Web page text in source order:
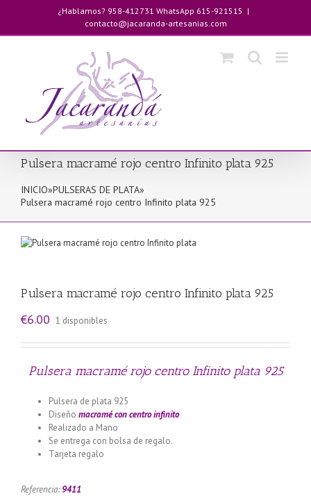
contenido
¿Hablamos? 958-412731 WhatsApp 615-921515 |
contacto@jacaranda-artesanias.com
Pulsera macramé rojo centro Infinito plata 925
INICIO»PULSERAS DE PLATA»
Pulsera macramé rojo centro Infinito plata 925
Pulsera macramé rojo centro Infinito plata 925
€6.00 1 disponibles
Pulsera macramé rojo centro Infinito plata 925
Pulsera de plata 925
Diseño macramé con centro infinito
Realizado a Mano
Se entrega con bolsa de regalo.
Tarjeta regalo
Referencia: 9411